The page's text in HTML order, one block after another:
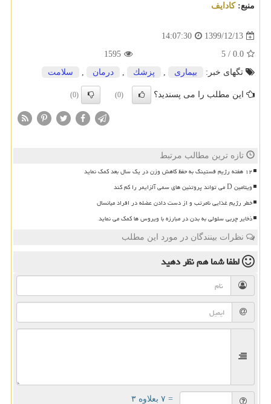
منبع:كادایف
1399/12/13
14:07:30
0.0
/
5
1595
تگهای خبر:
بیماری , پزشك , درمان , سلامت
این مطلب را می پسندید؟ (0)
(0)
تازه ترین مطالب مرتبط
۱۲ هفته رژیم فستینگ به حفظ کاهش وزن در یک سال بعد کمک نماید
ویتامین D می تواند پروتئین های سمی آلزایمر را کم کند
خطر رژیم غذایی نامرتب و از دست دادن عضله در افراد میانسال
ذخایر چربی سلولی به بدن در مبارزه با ویروس ها کمک می نماید
نظرات بینندگان در مورد این مطلب
لطفا شما همنظر دهید
= ۷ بعلاوه ۳